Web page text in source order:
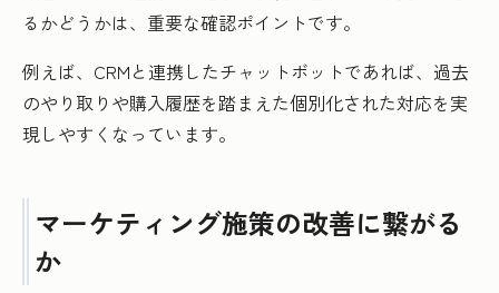
るかどうかは、重要な確認ポイントです。
例えば、CRMと連携したチャットボットであれば、過去
のやり取りや購入履歴を踏まえた個別化された対応を実
現しやすくなっています。
マーケティング施策の改善に繋がる
か